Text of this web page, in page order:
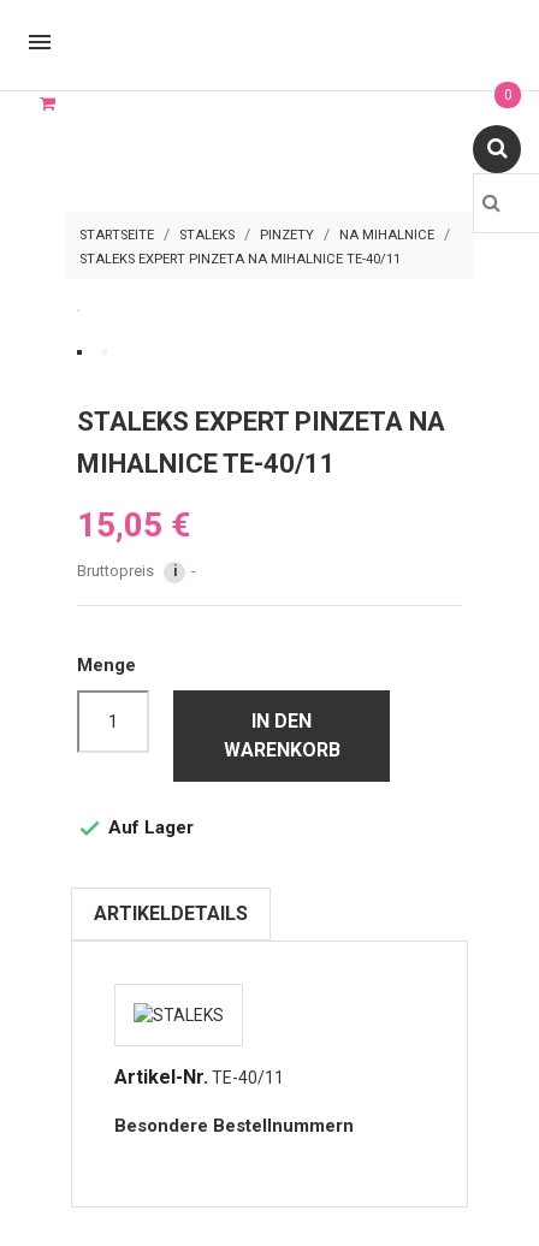

0
STARTSEITE STALEKS PINZETY
NA MIHALNICE
STALEKS EXPERT PINZETA NA MIHALNICE TE-40/11
STALEKS EXPERT PINZETA NA
MIHALNICE TE-40/11
15,05 €
Bruttopreis i
Menge
IN DEN
WARENKORB
 Auf Lager
ARTIKELDETAILS
Artikel-Nr. TE-40/11
Besondere Bestellnummern